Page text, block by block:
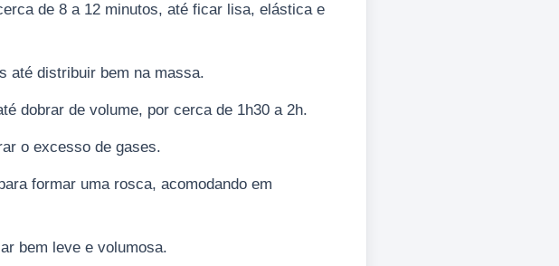
de 8 a 12 minutos, até ficar lisa, elástica e
até distribuir bem na massa.
dobrar de volume, por cerca de 1h30 a 2h.
o excesso de gases.
formar uma rosca, acomodando em
bem leve e volumosa.